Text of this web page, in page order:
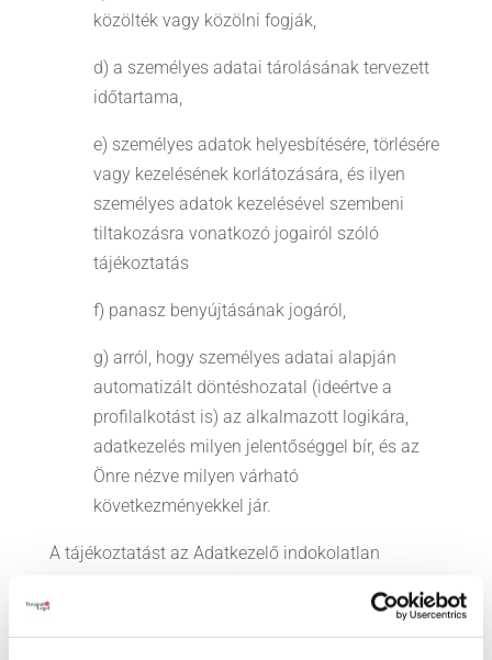
közölték vagy közölni fogják,
d) a személyes adatai tárolásának tervezett
időtartama,
e) személyes adatok helyesbítésére, törlésére
vagy kezelésének korlátozására, és ilyen
személyes adatok kezelésével szembeni
tiltakozásra vonatkozó jogairól szóló
tájékoztatás
f) panasz benyújtásának jogáról,
g) arról, hogy személyes adatai alapján
automatizált döntéshozatal (ideértve a
profilalkotást is) az alkalmazott logikára,
adatkezelés milyen jelentőséggel bír, és az
Önre nézve milyen várható
következményekkel jár.
A tájékoztatást az Adatkezelő indokolatlan
beérkezésétől számított egy hónapon belül adja
meg. Válaszát elsősorban olyan formában küldi,